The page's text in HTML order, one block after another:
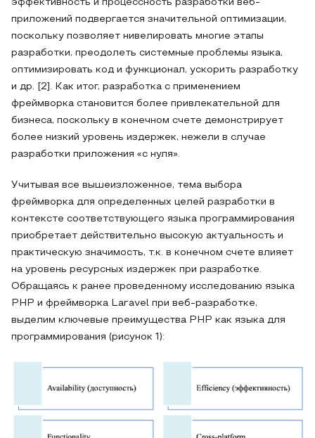
эффективность и процессность разработки веб-
приложений подвергается значительной оптимизации,
поскольку позволяет нивелировать многие этапы
разработки, преодолеть системные проблемы языка,
оптимизировать код и функционал, ускорить разработку
и др. [2]. Как итог, разработка с применением
фреймворка становится более привлекательной для
бизнеса, поскольку в конечном счете демонстрирует
более низкий уровень издержек, нежели в случае
разработки приложения «с нуля».
Учитывая все вышеизложенное, тема выбора
фреймворка для определенных целей разработки в
контексте соответствующего языка программирования
приобретает действительно высокую актуальность и
практическую значимость, т.к. в конечном счете влияет
на уровень ресурсных издержек при разработке.
Обращаясь к ранее проведенному исследованию языка
PHP и фреймворка Laravel при веб-разработке,
выделим ключевые преимущества PHP как языка для
программирования (рисунок 1):